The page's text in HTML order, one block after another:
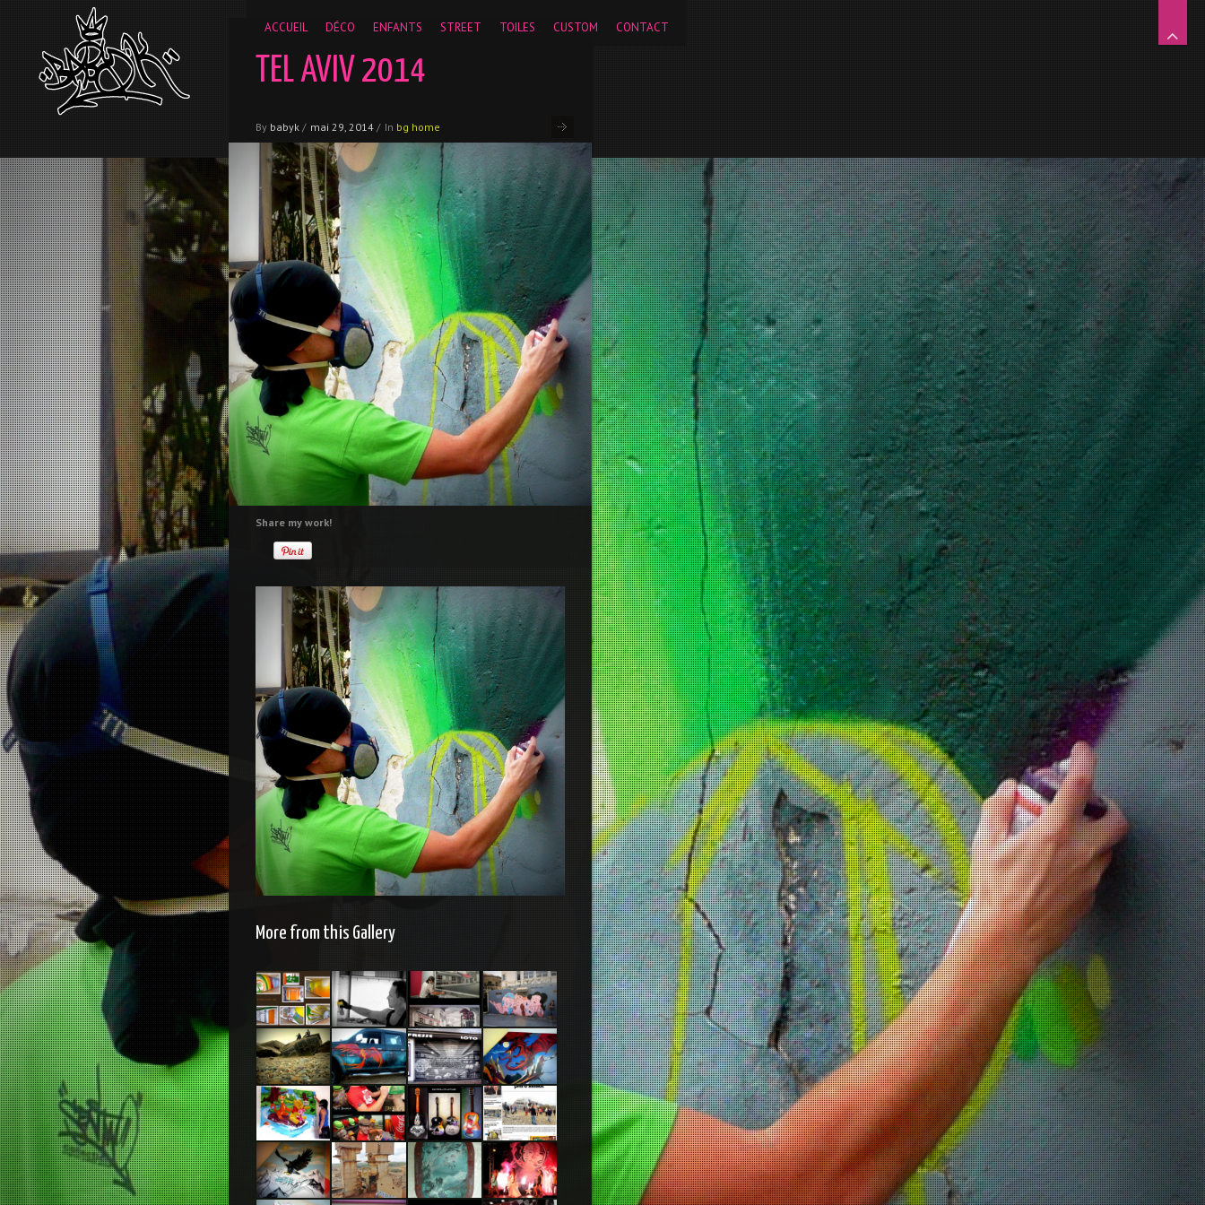
__gaTracker('require', 'displayfeatures'); __gaTracker('send','pageview');
ACCUEIL DÉCO ENFANTS STREET TOILES CUSTOM CONTACT
TEL AVIV 2014
By babyk / mai 29, 2014 / In bg home
Share my work!
More from this Gallery
EPR
Flamanville
– Centrale
EDF 2012
Espagne
2014
Salon de
coiffure.
Tel Aviv
2014 Feat
Dakoolkids
Blockoss
feat Pak
Phenix 4×4
Cherbourg
2010
Chambre
dragon
Chambre
Winnie
l’ourson
Casquettes Guitares
Presse –
1ère page
-28
dec.2015